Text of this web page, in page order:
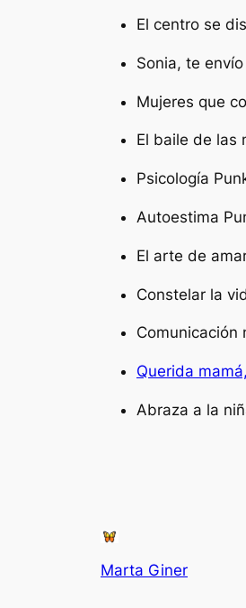
El centro se
Sonia, te
Mujeres que
El baile de las
Psicología
Autoestima
El arte de
Constelar la
Comunicación
Querida
Abraza a la
Marta Giner